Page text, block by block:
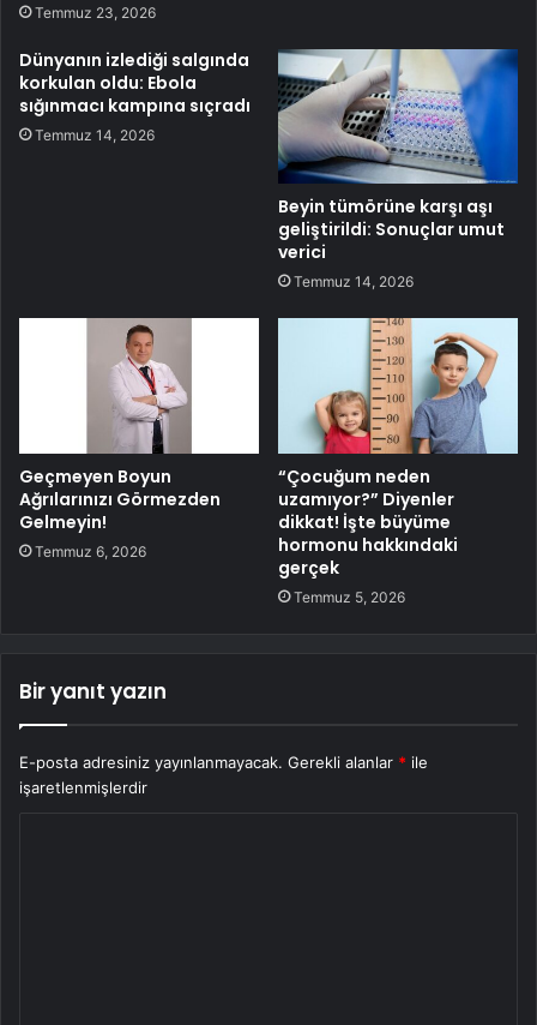
Temmuz 23, 2026
Dünyanın izlediği salgında
korkulan oldu: Ebola
sığınmacı kampına sıçradı
Temmuz 14, 2026
Beyin tümörüne karşı aşı
geliştirildi: Sonuçlar umut
verici
Temmuz 14, 2026
Geçmeyen Boyun
Ağrılarınızı Görmezden
Gelmeyin!
Temmuz 6, 2026
“Çocuğum neden
uzamıyor?” Diyenler
dikkat! İşte büyüme
hormonu hakkındaki
gerçek
Temmuz 5, 2026
Bir yanıt yazın
E-posta adresiniz yayınlanmayacak. Gerekli alanlar * ile
işaretlenmişlerdir